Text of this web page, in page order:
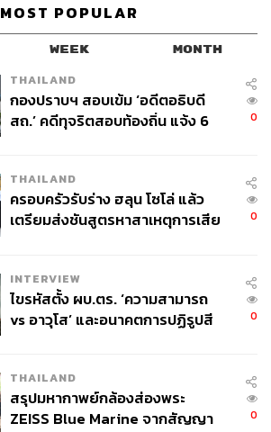
MOST POPULAR
WEEK MONTH
THAILAND
กองปราบฯ สอบเข้ม ‘อดีตอธิบดี
สถ.’ คดีทุจริตสอบท้องถิ่น แจ้ง 6
0
THAILAND
ครอบครัวรับร่าง ฮลุน โซโล่ แล้ว
เตรียมส่งชันสูตรหาสาเหตุการเสีย
0
INTERVIEW
ไขรหัสตั้ง ผบ.ตร. ‘ความสามารถ
vs อาวุโส’ และอนาคตการปฏิรูปสี
0
THAILAND
สรุปมหากาพย์กล้องส่องพระ
ZEISS Blue Marine จากสัญญา
0